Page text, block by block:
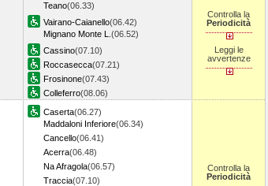
Teano(06.33)
Vairano-Caianello(06.42)
Mignano Monte L. (06.52)
Cassino(07.10)
Roccasecca(07.21)
Frosinone(07.43)
Colleferro(08.06)
Controlla la
Periodicità
Leggi le
avvertenze
Caserta(06.27)
Maddaloni Inferiore(06.34)
Cancello(06.41)
Acerra(06.48)
Na Afragola(06.57)
Traccia(07.10)
Controlla la
Periodicità